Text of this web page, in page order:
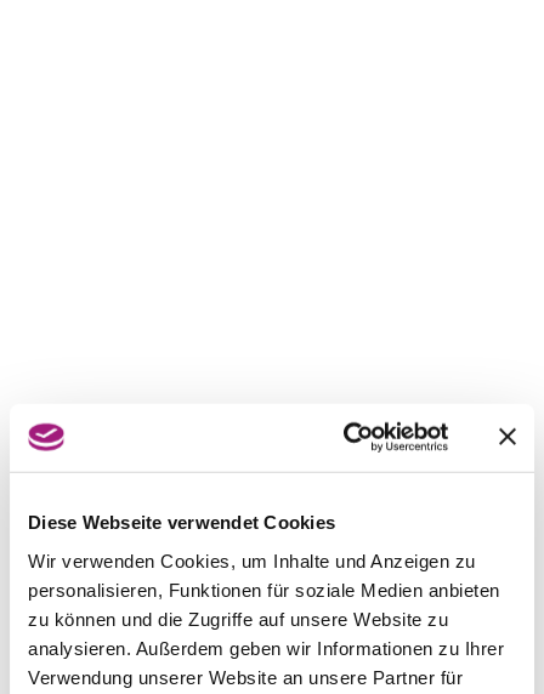
Diese Webseite verwendet Cookies
Wir verwenden Cookies, um Inhalte und Anzeigen zu
personalisieren, Funktionen für soziale Medien anbieten
zu können und die Zugriffe auf unsere Website zu
analysieren. Außerdem geben wir Informationen zu Ihrer
Verwendung unserer Website an unsere Partner für